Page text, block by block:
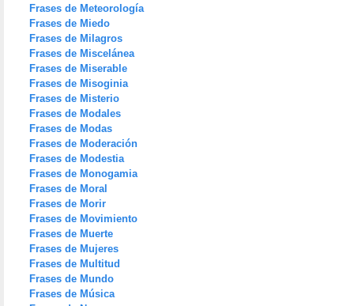
Frases de Meteorología
Frases de Miedo
Frases de Milagros
Frases de Miscelánea
Frases de Miserable
Frases de Misoginia
Frases de Misterio
Frases de Modales
Frases de Modas
Frases de Moderación
Frases de Modestia
Frases de Monogamia
Frases de Moral
Frases de Morir
Frases de Movimiento
Frases de Muerte
Frases de Mujeres
Frases de Multitud
Frases de Mundo
Frases de Música